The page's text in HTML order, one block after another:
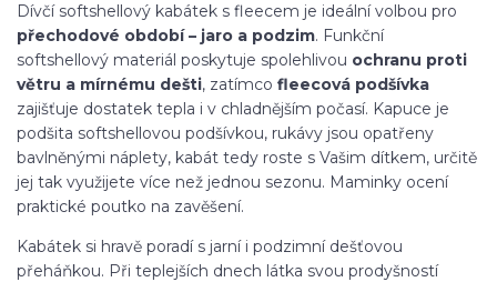
Dívčí softshellový kabátek s fleecem je ideální volbou pro
přechodové období – jaro a podzim. Funkční
softshellový materiál poskytuje spolehlivou ochranu proti
větru a mírnému dešti, zatímco fleecová podšívka
zajišťuje dostatek tepla i v chladnějším počasí. Kapuce je
podšita softshellovou podšívkou, rukávy jsou opatřeny
bavlněnými náplety, kabát tedy roste s Vašim dítkem, určitě
jej tak využijete více než jednou sezonu. Maminky ocení
praktické poutko na zavěšení.
Kabátek si hravě poradí s jarní i podzimní dešťovou
přeháňkou. Při teplejších dnech látka svou prodyšností